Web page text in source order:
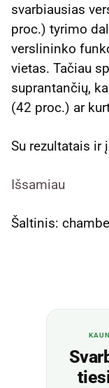
svarbiausias
proc.) tyrimo
verslininko
vietas. Tačiau
suprantančių,
(42 proc.) ar
Su rezultatais ir
Išsamiau
Šaltinis: